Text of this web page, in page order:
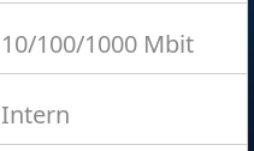
10/100/1000 Mbit
Intern